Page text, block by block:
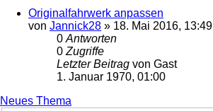
Originalfahrwerk anpassen
von Jannick28 » 18. Mai 2016, 13:49
0 Antworten
0 Zugriffe
Letzter Beitrag von Gast
1. Januar 1970, 01:00
Neues Thema